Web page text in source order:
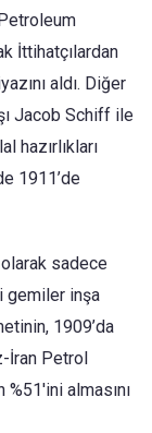
İttihatçılardan
aldı. Diğer
Jacob Schiff ile
hazırlıkları
1911’de
olarak sadece
gemiler inşa
1909’da
İran Petrol
almasını